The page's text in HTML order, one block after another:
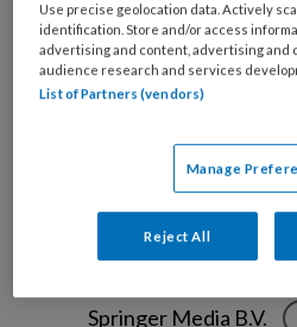
werk
je?
Untitled
Ontvang 2x per week
KinderopvangTotaal
Management
Weekoverzicht
Ja, ik geef
Springer Media B.V.
Use precise geolocation data. Actively
identification. Store and/or access
advertising and content, advertising and
audience research and services
List of Partners (vendors)
Manage
Reject All